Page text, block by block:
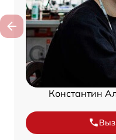
Константин